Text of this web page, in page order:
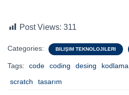
Post Views: 311
Categories: BILIŞIM TEKNOLOJILERI
Tags: code coding desing kodlama
scratch
tasarım